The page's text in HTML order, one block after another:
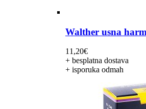
Walther usna
11,20€
+ besplatna dostava
+ isporuka odmah